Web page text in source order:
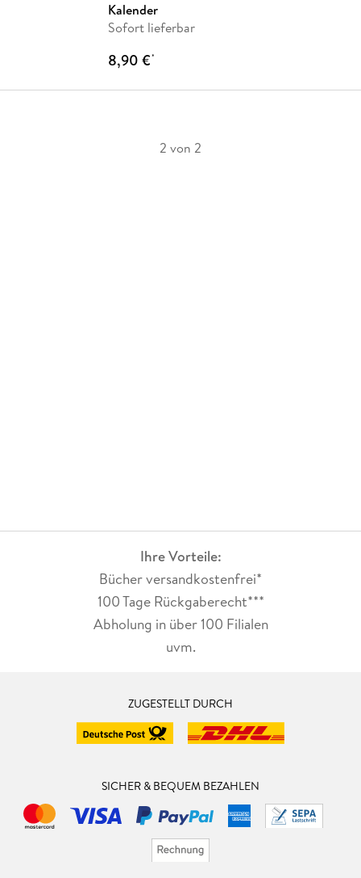
Kalender
Sofort lieferbar
8,90 €*
2 von 2
Ihre Vorteile:
Bücher versandkostenfrei*
100 Tage Rückgaberecht***
Abholung in über 100 Filialen
uvm.
ZUGESTELLT DURCH
SICHER & BEQUEM BEZAHLEN